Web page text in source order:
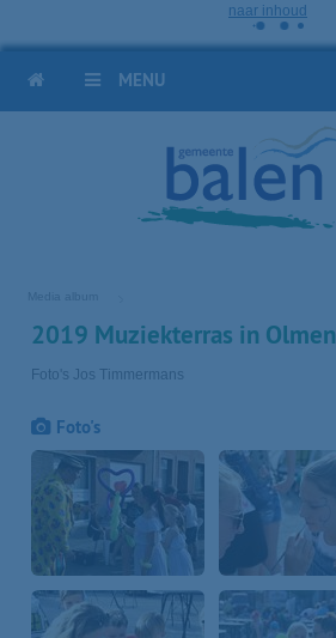
naar inhoud
HOME MENU
Media album
2019 Muziekterras in Olmen
Foto's Jos Timmermans
Foto's